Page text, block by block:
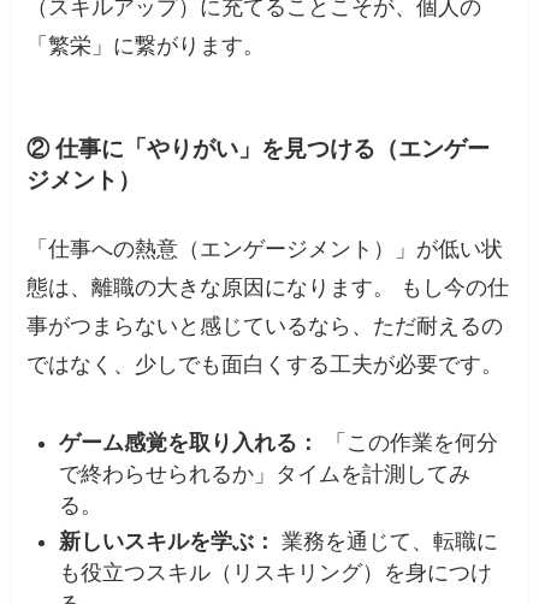
（スキルアップ）に充てることこそが、個人の
「繁栄」に繋がります。
② 仕事に「やりがい」を見つける（エンゲー
ジメント）
「仕事への熱意（エンゲージメント）」が低い状
態は、離職の大きな原因になります。 もし今の仕
事がつまらないと感じているなら、ただ耐えるの
ではなく、少しでも面白くする工夫が必要です。
ゲーム感覚を取り入れる：
「この作業を何分
で終わらせられるか」タイムを計測してみ
る。
新しいスキルを学ぶ： 業務を通じて、転職に
も役立つスキル（リスキリング）を身につけ